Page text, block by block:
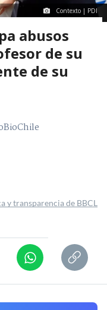
Contexto | PDI
abusos
de su
de su
y transparencia de BBCL